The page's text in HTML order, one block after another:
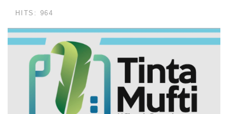
HITS: 964